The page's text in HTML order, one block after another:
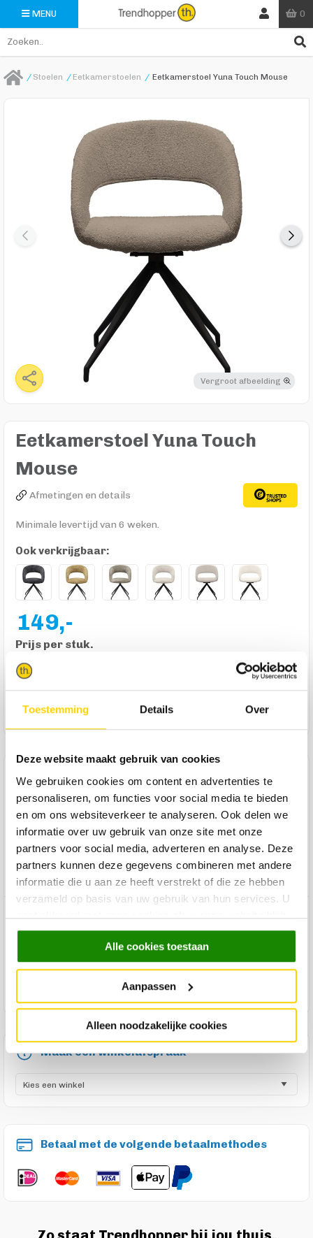
Toestemming Details Over
Deze website maakt gebruik van cookies
We gebruiken cookies om content en advertenties te
personaliseren, om functies voor social media te bieden
en om ons websiteverkeer te analyseren. Ook delen we
informatie over uw gebruik van onze site met onze
partners voor social media, adverteren en analyse. Deze
partners kunnen deze gegevens combineren met andere
informatie die u aan ze heeft verstrekt of die ze hebben
verzameld op basis van uw gebruik van hun services. U
gaat akkoord met onze cookies als u onze website blijft
gebruiken.
Alle cookies toestaan
Aanpassen
Alleen noodzakelijke cookies
MENU 0
/ Stoelen / Eetkamerstoelen / Eetkamerstoel Yuna Touch Mouse
Vergroot afbeelding
Eetkamerstoel Yuna Touch
Mouse
Afmetingen en details
Minimale levertijd van 6 weken.
Ook verkrijgbaar:
149,-
Prijs per stuk.
In winkelmandje
Pretty! Eetkamerstoel Yuna is een sfeervolle en unieke
eetkamerstoel met een toffe kuip, een trendy bouclé stof en
een draaibare poot met zwarte finish. Deze variant heeft de
warme bruintint 'mousse' gekregen, maar Yuna is ook
verkrijgbaar in het wit (pearl) en beige (toffee). Afzonderlijk
mooi, maar in combinatie prachtig!
Product specificaties
Product reviews
Product onderhoud
Maak een winkelafspraak
Betaal met de volgende betaalmethodes